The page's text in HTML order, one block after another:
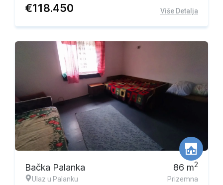
€118.450 Više Detalja
Bačka Palanka
Ulaz u Palanku
86 m2
Prizemna